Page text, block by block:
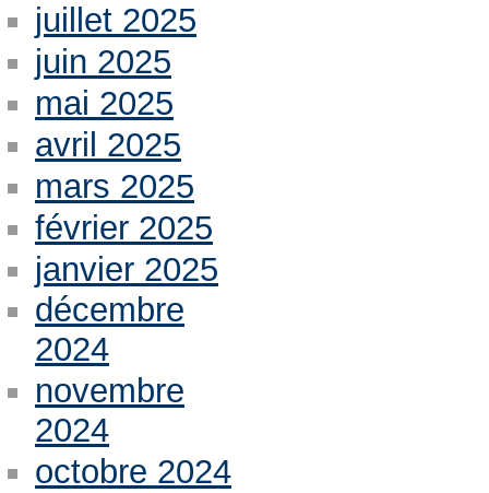
juillet 2025
juin 2025
mai 2025
avril 2025
mars 2025
février 2025
janvier 2025
décembre
2024
novembre
2024
octobre 2024